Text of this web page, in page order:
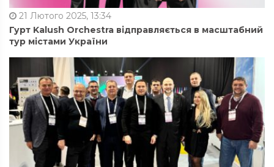
21 Лютого 2025, 13:34
Гурт Kalush Orchestra відправляється в масштабний
тур містами України